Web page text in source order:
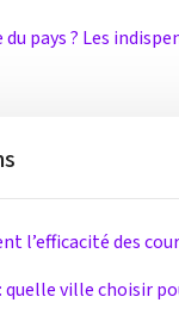
pays ? Les
l’efficacité des
quelle ville choisir